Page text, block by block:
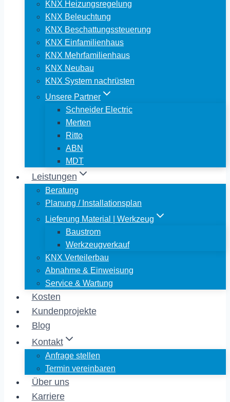
KNX Heizungsregelung
KNX Beleuchtung
KNX Beschattungssteuerung
KNX Einfamilienhaus
KNX Mehrfamilienhaus
KNX Neubau
KNX System nachrüsten
Unsere Partner
Schneider Electric
Merten
Ritto
ABN
MDT
Leistungen
Beratung
Planung / Installationsplan
Lieferung Material | Werkzeug
Baustrom
Werkzeugverkauf
KNX Verteilerbau
Abnahme & Einweisung
Service & Wartung
Kosten
Kundenprojekte
Blog
Kontakt
Anfrage stellen
Termin vereinbaren
Über uns
Karriere